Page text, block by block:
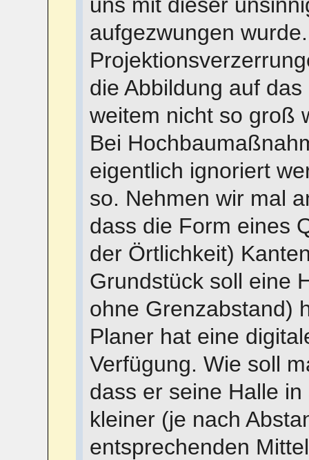
aufgezwungen wurde.
die Abbildung auf
weitem nicht so groß
Bei
eigentlich ignoriert
so. Nehmen wir mal
dass die Form eines
der Örtlichkeit)
Grundstück soll eine
ohne Grenzabstand)
Planer hat eine
Verfügung. Wie soll
dass er seine Halle
kleiner (je nach
entsprechenden